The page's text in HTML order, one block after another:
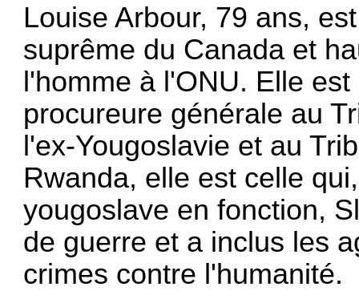
Louise Arbour, 79 ans,
suprême du Canada et
l'homme à l'ONU. Elle
procureure générale au
l'ex-Yougoslavie et au
Rwanda, elle est celle
yougoslave en fonction,
de guerre et a inclus les
crimes contre l'humanité.